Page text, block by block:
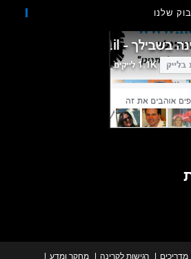
רגישות לקרינה
מחקר ומדע